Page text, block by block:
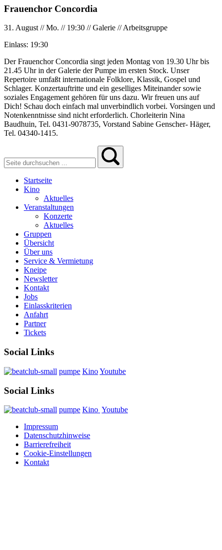
Frauenchor Concordia
31. August//Mo. // 19:30 //Galerie //Arbeitsgruppe
Einlass: 19:30
Der Frauenchor Concordia singt jeden Montag von 19.30 Uhr bis
21.45 Uhr in der Galerie der Pumpe im ersten Stock. Unser
Repertoire umfaßt internationale Folklore, Klassik, Gospel und
Schlager. Konzertauftritte und ein geselliges Miteinander sowie
soziales Engagement gehören für uns dazu. Wir freuen uns auf
Dich! Schau doch einfach mal unverbindlich vorbei. Vorsingen und
Notenkenntnisse sind nicht erforderlich. Chorleiterin Nina
Baudhuin, Tel. 0431-9078735, Vorstand Sabine Genscher- Häger,
Tel. 04340-1415.
Startseite
Kino
Aktuelles
Veranstaltungen
Konzerte
Aktuelles
Gruppen
Übersicht
Über uns
Service & Vermietung
Kneipe
Newsletter
Kontakt
Jobs
Einlasskriterien
Anfahrt
Partner
Tickets
Social Links
pumpe KinoYoutube
Social Links
pumpe Kino Youtube
Impressum
Datenschutzhinweise
Barrierefreiheit
Cookie-Einstellungen
Kontakt